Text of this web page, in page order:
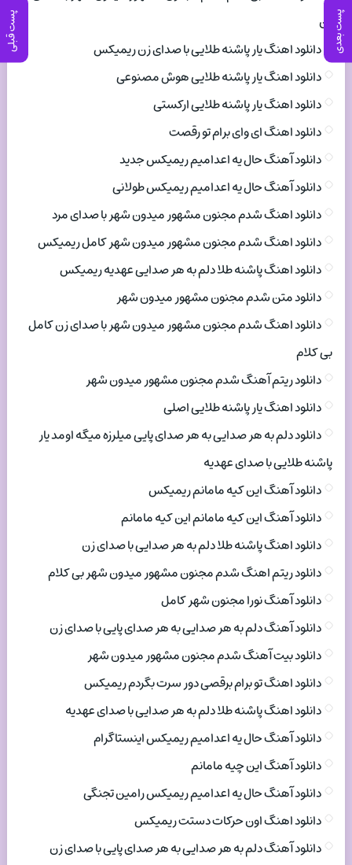
پست بعدی پست قبلی
زن
دانلود اهنگ یار پاشنه طلایی با صدای زن ریمیکس
دانلود اهنگ یار پاشنه طلایی هوش مصنوعی
دانلود اهنگ یار پاشنه طلایی ارکستی
دانلود اهنگ ای وای برام تو رقصت
دانلود آهنگ حال یه اعدامیم ریمیکس جدید
دانلود آهنگ حال یه اعدامیم ریمیکس طولانی
دانلود اهنگ شدم مجنون مشهور میدون شهر با صدای مرد
دانلود اهنگ شدم مجنون مشهور میدون شهر کامل ریمیکس
دانلود اهنگ پاشنه طلا دلم به هر صدایی عهدیه ریمیکس
دانلود متن شدم مجنون مشهور میدون شهر
دانلود اهنگ شدم مجنون مشهور میدون شهر با صدای زن کامل
بی کلام
دانلود ریتم آهنگ شدم مجنون مشهور میدون شهر
دانلود اهنگ یار پاشنه طلایی اصلی
دانلود دلم به هر صدایی به هر صدای پایی میلرزه میگه اومد یار
پاشنه طلایی با صدای عهدیه
دانلود آهنگ این کیه مامانم ریمیکس
دانلود آهنگ این کیه مامانم این کیه مامانم
دانلود اهنگ پاشنه طلا دلم به هر صدایی با صدای زن
دانلود ریتم اهنگ شدم مجنون مشهور میدون شهر بی کلام
دانلود آهنگ نورا مجنون شهر کامل
دانلود آهنگ دلم به هر صدایی به هر صدای پایی با صدای زن
دانلود بیت آهنگ شدم مجنون مشهور میدون شهر
دانلود اهنگ تو برام برقصی دور سرت بگردم ریمیکس
دانلود اهنگ پاشنه طلا دلم به هر صدایی با صدای عهدیه
دانلود آهنگ حال یه اعدامیم ریمیکس اینستاگرام
دانلود آهنگ این چیه مامانم
دانلود آهنگ حال یه اعدامیم ریمیکس رامین تجنگی
دانلود اهنگ اون حرکات دستت ریمیکس
دانلود آهنگ دلم به هر صدایی به هر صدای پایی با صدای زن